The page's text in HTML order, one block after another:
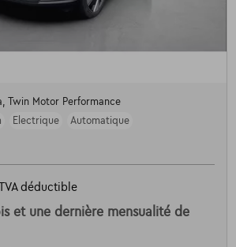
Twin Motor Performance
Electrique
Automatique
déductible
et une dernière mensualité de